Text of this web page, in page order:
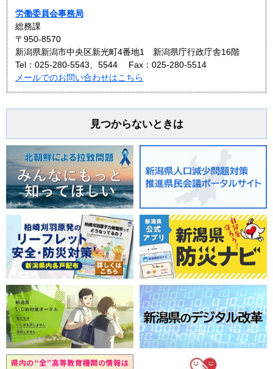
労働委員会事務局
総務課
〒950-8570
新潟県新潟市中央区新光町4番地1 新潟県庁行政庁舎16階
Tel：025-280-5543、5544
Fax：025-280-5514
メールでのお問い合わせはこちら
見つからないときは